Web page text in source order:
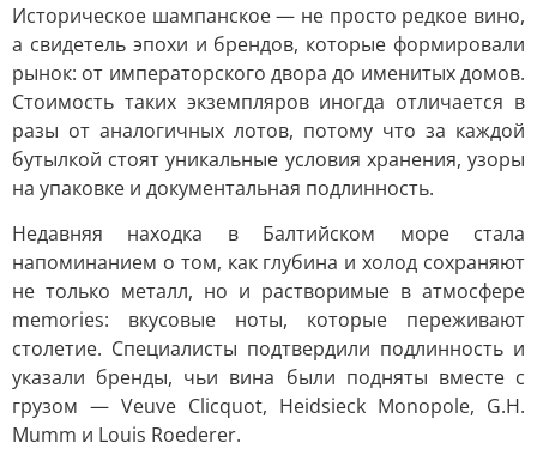
Историческое шампанское — не просто редкое вино,
а свидетель эпохи и брендов, которые формировали
рынок: от императорского двора до именитых домов.
Стоимость таких экземпляров иногда отличается в
разы от аналогичных лотов, потому что за каждой
бутылкой стоят уникальные условия хранения, узоры
на упаковке и документальная подлинность.
Недавняя находка в Балтийском море стала
напоминанием о том, как глубина и холод сохраняют
не только металл, но и растворимые в атмосфере
memories: вкусовые ноты, которые переживают
столетие. Специалисты подтвердили подлинность и
указали бренды, чьи вина были подняты вместе с
грузом — Veuve Clicquot, Heidsieck Monopole, G.H.
Mumm и Louis Roederer.